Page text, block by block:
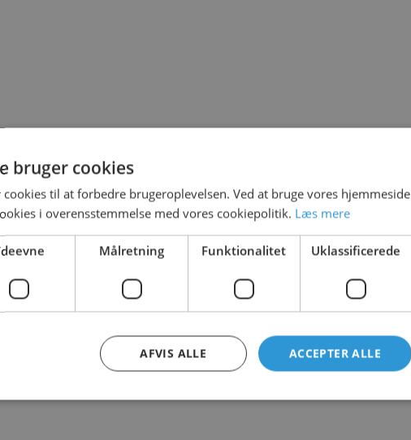
bruger cookies
til at forbedre brugeroplevelsen. Ved at bruge vores hjemmeside
i overensstemmelse med vores cookiepolitik. Læs mere
Målretning Funktionalitet Uklassificerede
ACCEPTER ALLE
AFVIS ALLE